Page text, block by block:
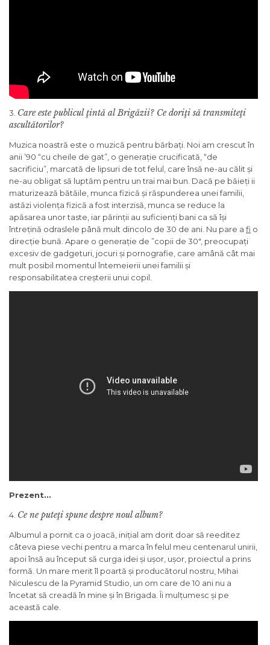
3. Care este publicul ţintă al Brigăzii? Ce doriţi să transmiteţi
ascultătorilor?
Muzica noastră este o muzică pentru bărbați. Noi am crescut în
anii ’90 “cu cheile de gat”, o generație crucificată, “de
sacrificiu”, marcată de lipsuri de tot felul, care însă ne-au călit și
ne-au obligat să luptăm pentru un trai mai bun. Dacă pe băieți ii
maturizează bătăile, munca fizică și răspunderea unei familii,
astăzi violența fizică a fost interzisă, munca se reduce la
apăsarea unor taste, iar părinții au suficienți bani ca să își
întrețină odraslele până mult dincolo de 30 de ani. Nu pare a fi o
direcție bună. Apare o generație de ”copii de 30″, preocupați
excesiv de gadgeturi, jocuri și pornografie, care amână cât mai
mult posibil momentul întemeierii unei familii și
responsabilitatea creșterii unui copil.
Prezent…
4. Ce ne puteţi spune despre noul album?
Albumul a pornit ca o joacă, inițial am dorit doar să reeditez
câteva piese vechi pentru a marca în felul meu centenarul unirii,
apoi însă au început să curga idei și ușor, ușor, proiectul a prins
formă. Un mare merit îl poartă și producătorul nostru, Mihai
Niculescu de la Pyramid Studio, un om care de 10 ani nu a
încetat să creadă în mine și în Brigada. Îi mulțumesc și pe
această cale.